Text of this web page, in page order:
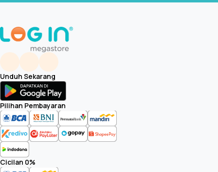
Unduh Sekarang
Pilihan Pembayaran
Cicilan 0%